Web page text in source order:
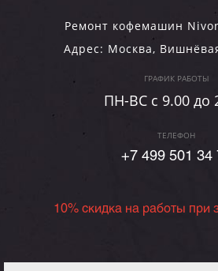
Ремонт кофемашин
Адрес: Москва,
ГРАФИК РАБОТЫ
ПН-ВC c 9.00 до
ТЕЛЕФОН
+7 499 501 34
10% скидка на работы при